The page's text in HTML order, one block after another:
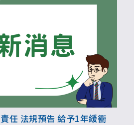
任 法規預告 給予1年緩衝